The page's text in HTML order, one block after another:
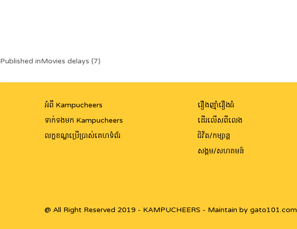
Post
navigation
Published inMovies delays (7)
អំពី Kampucheers
ទាក់ទងមក Kampucheers
លក្ខខណ្ឌប្រើប្រាស់គេហទំព័រ
រឿងញ៉ាំរឿងធំ
ដើរលើសពីលេង
ជិវិត/កម្សាន្ត
សង្គម/សហគមន៍
@ All Right Reserved 2019 - KAMPUCHEERS - Maintain by gato101.com